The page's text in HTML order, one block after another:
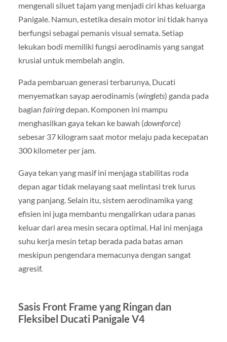
mengenali siluet tajam yang menjadi ciri khas keluarga
Panigale. Namun, estetika desain motor ini tidak hanya
berfungsi sebagai pemanis visual semata. Setiap
lekukan bodi memiliki fungsi aerodinamis yang sangat
krusial untuk membelah angin.
Pada pembaruan generasi terbarunya, Ducati
menyematkan sayap aerodinamis (winglets) ganda pada
bagian fairingdepan. Komponen ini mampu
menghasilkan gaya tekan ke bawah (downforce)
sebesar 37 kilogram saat motor melaju pada kecepatan
300 kilometer per jam.
Gaya tekan yang masif ini menjaga stabilitas roda
depan agar tidak melayang saat melintasi trek lurus
yang panjang. Selain itu, sistem aerodinamika yang
efisien ini juga membantu mengalirkan udara panas
keluar dari area mesin secara optimal. Hal ini menjaga
suhu kerja mesin tetap berada pada batas aman
meskipun pengendara memacunya dengan sangat
agresif.
Sasis Front Frame yang Ringan dan
Fleksibel Ducati Panigale V4